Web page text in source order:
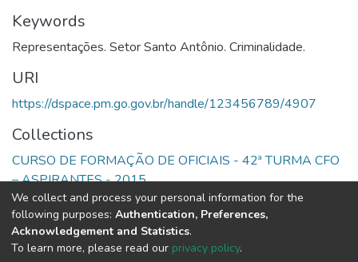
Keywords
Representações. Setor Santo Antônio. Criminalidade.
URI
https://dspace.pm.go.gov.br/handle/123456789/4907
Collections
CURSO DE FORMAÇÃO DE OFICIAIS - 42ª TURMA CFO
– ASPIRANTES - 2015
Full item page
DSpace software copyright © 2002-2026
We collect and process your personal information for the
following purposes: Authentication, Preferences,
Acknowledgement and Statistics.
To learn more, please read our privacy policy.